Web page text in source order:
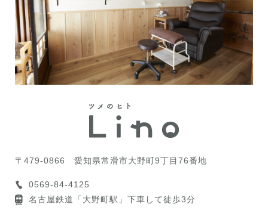
〒479-0866 愛知県常滑市大野町9丁目76番地
0569-84-4125
名古屋鉄道「大野町駅」下車して徒歩3分